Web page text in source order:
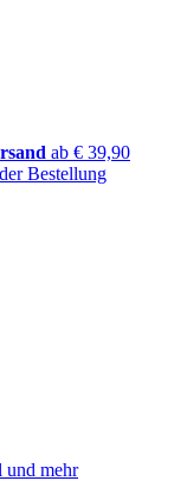
ab € 39,90
Bestellung
und mehr